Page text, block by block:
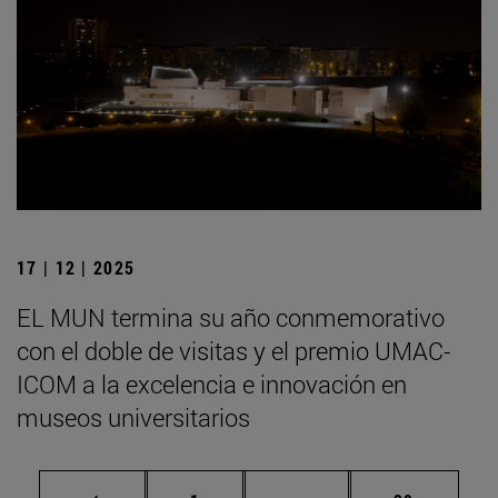
17 | 12 | 2025
EL MUN termina su año conmemorativo
con el doble de visitas y el premio UMAC-
ICOM a la excelencia e innovación en
museos universitarios